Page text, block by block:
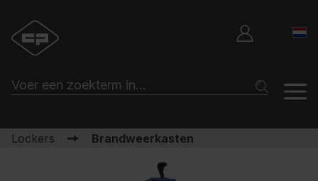
Lockers Brandweerkasten